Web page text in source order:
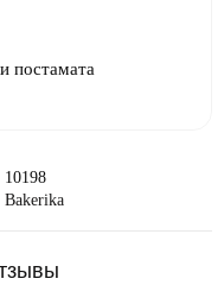
10198
Bakerika
постамата